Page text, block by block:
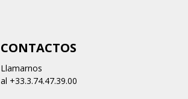
CONTACTOS
Llamarnos
al +33.3.74.47.39.00